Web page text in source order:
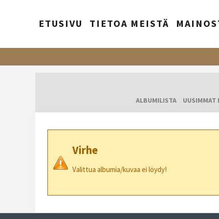
ETUSIVU TIETOA MEISTÄ
ALBUMILISTA UUSIMMAT
Virhe
Valittua albumia/kuvaa ei löydy!